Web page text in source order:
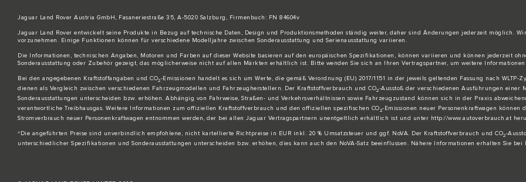
Jaguar Land Rover Austria GmbH, Fasaneriestraße 35, A-5020 Salzburg, Firmenbuch: FN 84604v
Jaguar Land Rover entwickelt seine Produkte in Bezug auf technische Daten, Design und Produktionsmethoden ständig weiter, daher sind Änderungen jederzeit möglich.
vorzunehmen. Einige Funktionen können für verschiedene Modelljahre zwischen Sonderausstattung und Serienausstattung variieren.
Die Informationen, technischen Angaben, Motoren und Farben auf dieser Website basieren auf den europäischen Spezifikationen, können variieren und können jederzeit
Sonderausstattung oder Zubehör gezeigt, das möglicherweise nicht auf allen Märkten erhältlich ist. Bitte wenden Sie sich an Ihren Vertragspartner, um weitere
Bei den angegebenen Kraftstoffangaben und CO2-Emissionen handelt es sich um Werte, die gemäß Verordnung (EU) 2017/1151 in der jeweils geltenden Fassung nach
dienen als Vergleich zwischen verschiedenen Fahrzeugmodellen und Fahrzeugherstellern. Der Kraftstoffverbrauch und CO2-Ausstoß der verschiedenen Ausführungen
Sonderausstattungen unterscheiden bzw. erhöhen. Abhängig von Fahrweise, Straßen- und Verkehrsverhältnissen sowie Fahrzeugzustand können sich in der Praxis
verantwortliche Treibhausgas. Weitere Informationen zum offiziellen Kraftstoffverbrauch und den offiziellen spezifischen CO2-Emissionen neuer Personenkraftwagen können
Stromverbrauch neuer Personenkraftwagen entnommen werden, der bei allen Jaguar Vertragspartnern unentgeltlich erhältlich ist und unter http://www.autoverbrauch.at
^Die angeführten Preise sind unverbindlich empfohlene, nicht kartellierte Richtpreise in EUR inkl. 20 % Umsatzsteuer und ggf. NoVA. Der Kraftstoffverbrauch und CO2-
unterschiedlicher Spezifikationen und Sonderausstattungen unterscheiden bzw. erhöhen, dies kann auch den NoVA-Satz beeinflussen. Nähere Informationen erhalten Sie bei